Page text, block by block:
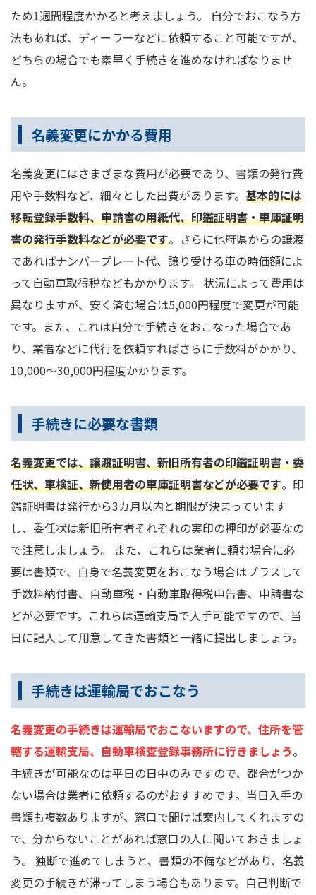
ため1週間程度かかると考えましょう。 自分でおこなう方
法もあれば、ディーラーなどに依頼すること可能ですが、
どちらの場合でも素早く手続きを進めなければなりませ
ん。
名義変更にかかる費用
名義変更にはさまざまな費用が必要であり、書類の発行費
用や手数料など、細々とした出費があります。 基本的には
移転登録手数料、申請書の用紙代、印鑑証明書・車庫証明
書の発行手数料などが必要です。さらに他府県からの譲渡
であればナンバープレート代、譲り受ける車の時価額によ
って自動車取得税などもかかります。 状況によって費用は
異なりますが、安く済む場合は5,000円程度で変更が可能
です。また、これは自分で手続きをおこなった場合であ
り、業者などに代行を依頼すればさらに手数料がかかり、
10,000～30,000円程度かかります。
手続きに必要な書類
名義変更では、譲渡証明書、新旧所有者の印鑑証明書・委
任状、車検証、新使用者の車庫証明書などが必要です。印
鑑証明書は発行から3カ月以内と期限が決まっています
し、委任状は新旧所有者それぞれの実印の押印が必要なの
で注意しましょう。 また、これらは業者に頼む場合に必
要は書類で、自身で名義変更をおこなう場合はプラスして
手数料納付書、自動車税・自動車取得税申告書、申請書な
どが必要です。これらは運輸支局で入手可能ですので、当
日に記入して用意してきた書類と一緒に提出しましょう。
手続きは運輸局でおこなう
名義変更の手続きは運輸局でおこないますので、住所を管
轄する運輸支局、自動車検査登録事務所に行きましょう。
手続きが可能なのは平日の日中のみですので、都合がつか
ない場合は業者に依頼するのがおすすめです。当日入手の
書類も複数ありますが、窓口で聞けば案内してくれますの
で、分からないことがあれば窓口の人に聞いておきましょ
う。 独断で進めてしまうと、書類の不備などがあり、名義
変更の手続きが滞ってしまう場合もあります。自己判断で